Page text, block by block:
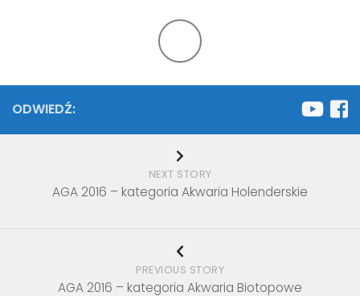
ODWIEDŹ:
NEXT STORY
AGA 2016 – kategoria Akwaria Holenderskie
PREVIOUS STORY
AGA 2016 – kategoria Akwaria Biotopowe